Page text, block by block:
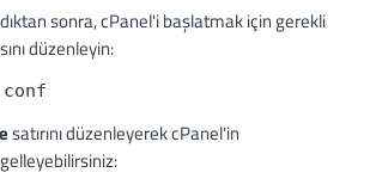
sonra, cPanel'i başlatmak için gerekli
düzenleyin:
satırını düzenleyerek cPanel'in